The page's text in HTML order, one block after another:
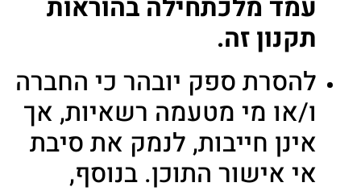
תקנון זה.
להסרת ספק יובהר כי החברה
ו/או מי מטעמה רשאיות, אך
אינן חייבות, לנמק את סיבת
אי אישור התוכן. בנוסף,